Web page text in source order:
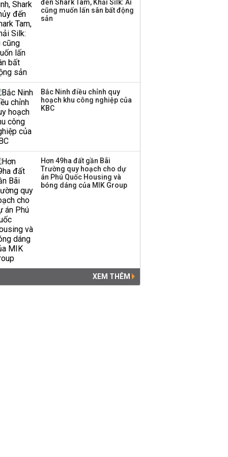
đến Shark Tam, Khải Silk: Ai
cũng muốn lấn sân bất động
sản
Bắc Ninh điều chỉnh quy
hoạch khu công nghiệp của
KBC
Hơn 49ha đất gần Bãi
Trường quy hoạch cho dự
án Phú Quốc Housing và
bóng dáng của MIK Group
XEM THÊM